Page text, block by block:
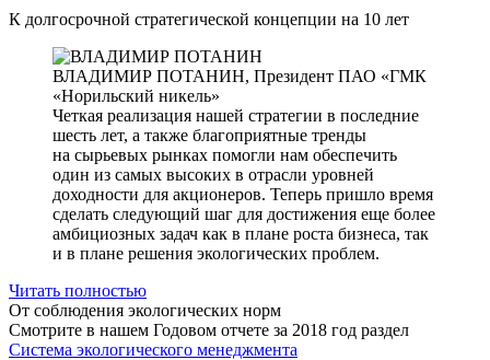
К долгосрочной стратегической концепции на 10 лет
ВЛАДИМИР ПОТАНИН, Президент ПАО «ГМК
«Норильский никель»
Четкая реализация нашей стратегии в последние
шесть лет, а также благоприятные тренды
на сырьевых рынках помогли нам обеспечить
один из самых высоких в отрасли уровней
доходности для акционеров. Теперь пришло время
сделать следующий шаг для достижения еще более
амбициозных задач как в плане роста бизнеса, так
и в плане решения экологических проблем.
Читать полностью
От соблюдения экологических норм
Смотрите в нашем Годовом отчете за 2018 год раздел
Система экологического менеджмента